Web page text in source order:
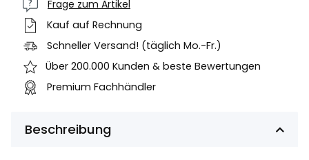
Frage zum Artikel
Kauf auf Rechnung
Schneller Versand! (täglich Mo.-Fr.)
Über 200.000 Kunden & beste Bewertungen
Premium Fachhändler
Beschreibung